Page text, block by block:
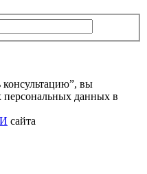
вы
персональных данных в
сайта